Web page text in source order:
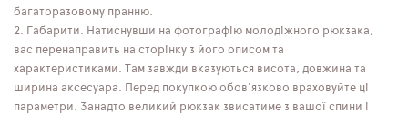
багаторазовому пранню.
Габарити. Натиснувши на фотографію молодіжного рюкзака,
вас перенаправить на сторінку з його описом та
характеристиками. Там завжди вказуються висота, довжина та
ширина аксесуара. Перед покупкою обов'язково враховуйте ці
параметри. Занадто великий рюкзак звисатиме з вашої спини і